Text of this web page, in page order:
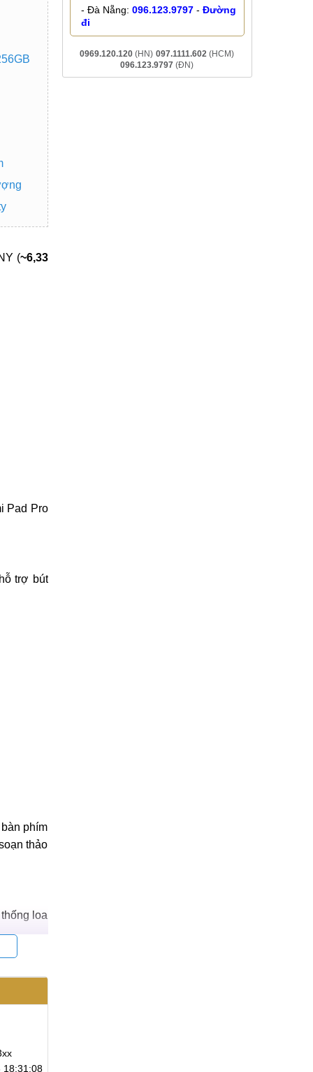
(~6,33
Pad Pro
trợ bút
phím
thảo
loa
Ngày đặt:2024-11-27 16:51:53
- Đà Nẵng: 096.123.9797- Đường
đi
0969.120.120 (HN) 097.1111.602 (HCM)
096.123.9797 (ĐN)